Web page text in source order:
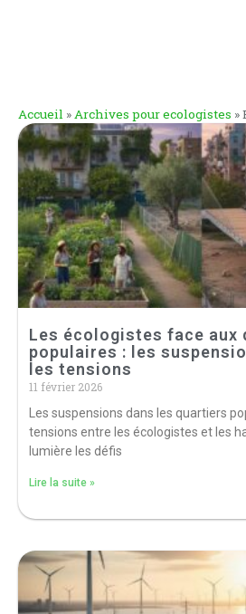
Accueil »Archives pour ecologistes »
Les écologistes face aux
populaires : les
les tensions
11 février 2026
Les suspensions dans les quartiers
tensions entre les écologistes et les
lumière les défis
Lire la suite »